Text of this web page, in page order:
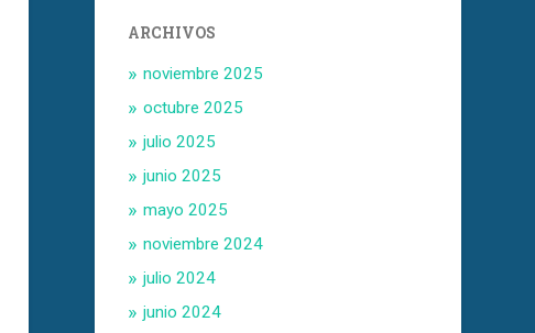
ARCHIVOS
noviembre 2025
octubre 2025
julio 2025
junio 2025
mayo 2025
noviembre 2024
julio 2024
junio 2024